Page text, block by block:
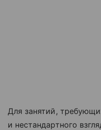
Для занятий,
и нестандартного